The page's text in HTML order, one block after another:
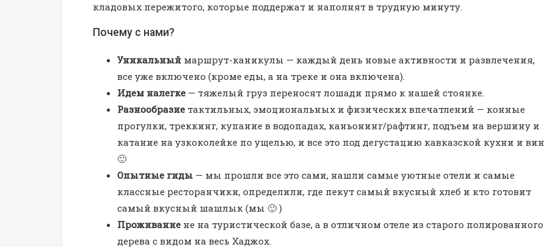
кладовых пережитого, которые поддержат и наполнят в трудную минуту.
Почему с нами?
Уникальный маршрут-каникулы — каждый день новые активности и развлечения,
все уже включено (кроме еды, а на треке и она включена).
Идем налегке — тяжелый груз переносят лошади прямо к нашей стоянке.
Разнообразие тактильных, эмоциональных и физических впечатлений — конные
прогулки, треккинг, купание в водопадах, каньонинг/рафтинг, подъем на вершину и
катание на узкоколейке по ущелью, и все это под дегустацию кавказской кухни и вин
🙂
Опытные гиды — мы прошли все это сами, нашли самые уютные отели и самые
классные ресторанчики, определили, где пекут самый вкусный хлеб и кто готовит
самый вкусный шашлык (мы 🙂 )
Проживание не на туристической базе, а в отличном отеле из старого полированного
дерева с видом на весь Хаджох.